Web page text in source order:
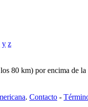
y z
80 km) por encima de
. Contacto -